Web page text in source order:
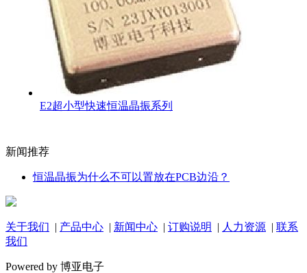
E2超小型快速恒温晶振系列
新闻推荐
恒温晶振为什么不可以置放在PCB边沿？
关于我们 | 产品中心 | 新闻中心 | 订购说明 | 人力资源 | 联系
我们
Powered by 博亚电子